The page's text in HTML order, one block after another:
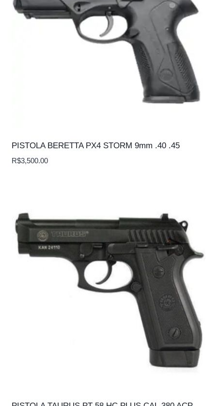
PISTOLA BERETTA PX4 STORM 9mm .40 .45
R$3,500.00